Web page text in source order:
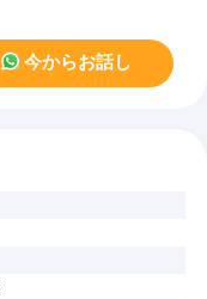
今からお話し